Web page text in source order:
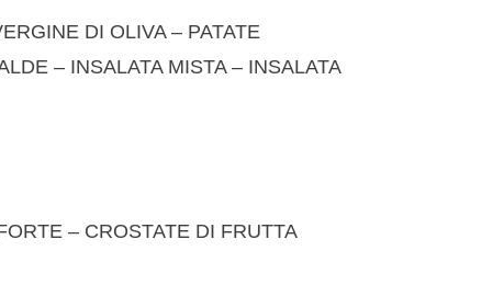
DI OLIVA – PATATE
– INSALATA MISTA – INSALATA
– CROSTATE DI FRUTTA